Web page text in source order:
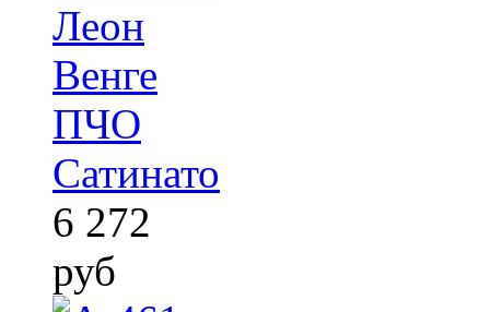
Леон
Венге
ПЧО
Сатинато
6 272
руб